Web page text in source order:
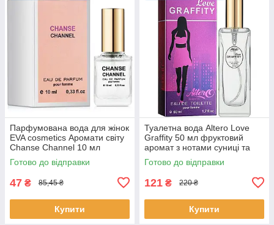
Парфумована вода для жінок
EVA cosmetics Аромати світу
Chanse Channel 10 мл
(01330100101)
Готово до відправки
47 ₴ 85,45 ₴
Купити
Туалетна вода Altero Love
Graffity 50 мл фруктовий
аромат з нотами суниці та
ванілі для жінок стійка
Альтеро
Готово до відправки
121 ₴ 220 ₴
Купити